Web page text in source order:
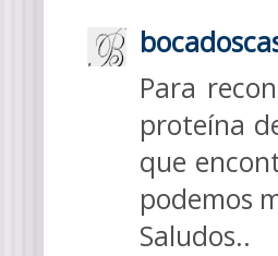
Para
proteína
que
podemos
Saludos..